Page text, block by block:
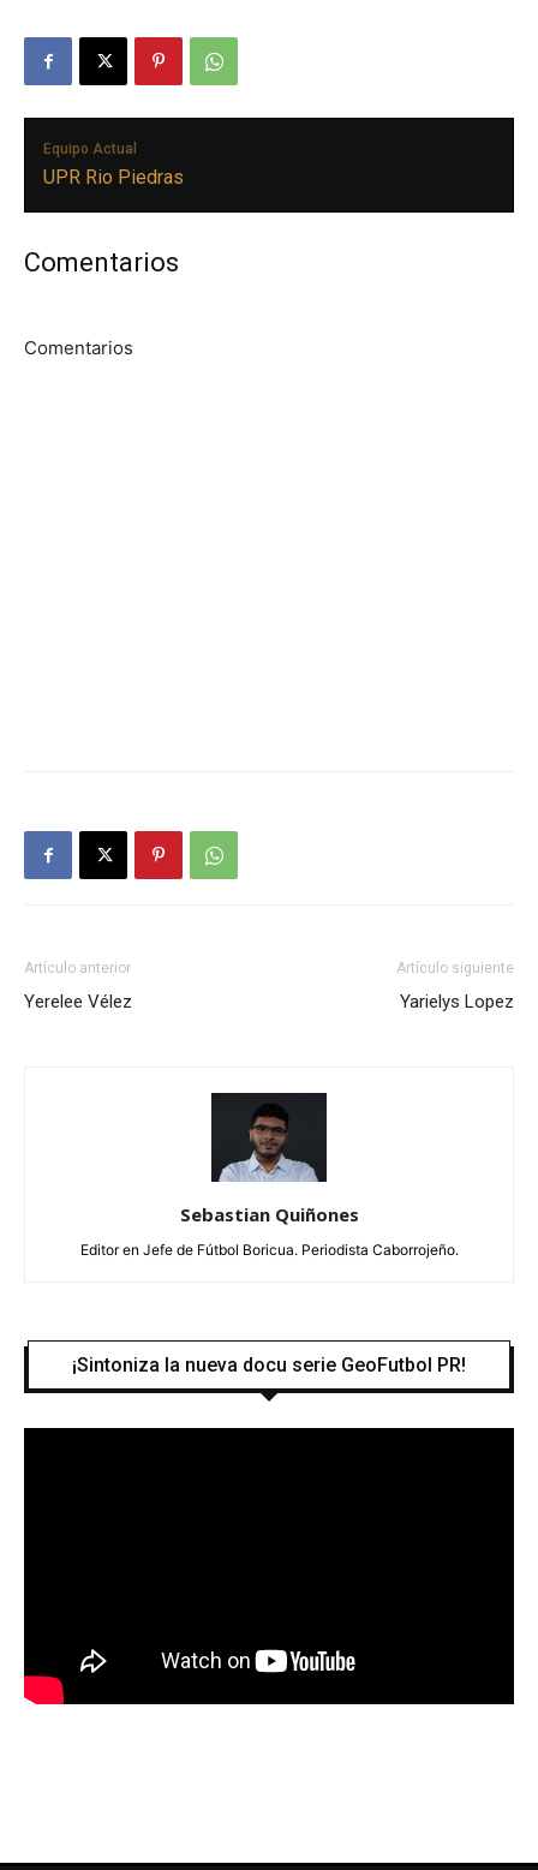
Equipo Actual
UPR Rio Piedras
Comentarios
Comentarios
Artículo anterior
Yerelee Vélez
Artículo siguiente
Yarielys Lopez
Sebastian Quiñones
Editor en Jefe de Fútbol Boricua. Periodista Caborrojeño.
¡Sintoniza la nueva docu serie GeoFutbol PR!